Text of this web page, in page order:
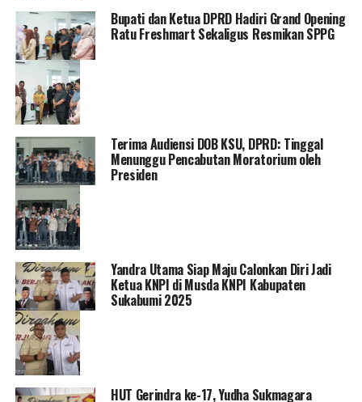
Bupati dan Ketua DPRD Hadiri Grand Opening
Ratu Freshmart Sekaligus Resmikan SPPG
Terima Audiensi DOB KSU, DPRD: Tinggal
Menunggu Pencabutan Moratorium oleh
Presiden
Yandra Utama Siap Maju Calonkan Diri Jadi
Ketua KNPI di Musda KNPI Kabupaten
Sukabumi 2025
HUT Gerindra ke-17, Yudha Sukmagara